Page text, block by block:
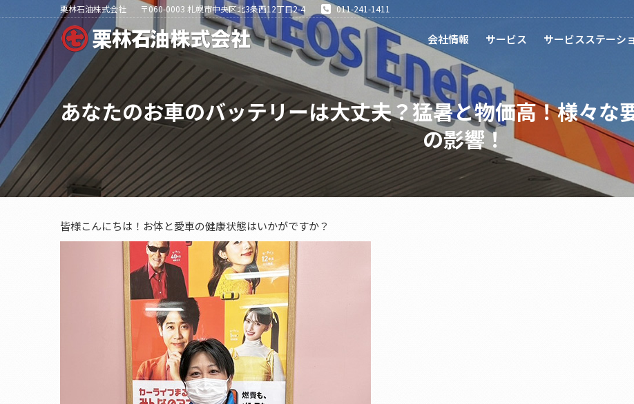
栗林石油株式会社 〒060-0003 札幌市中央区北3条西12丁目2-4 011-241-1411
会社情報 サービス サービスステーシ
あなたのお車のバッテリーは大丈夫？猛暑と物価高！様々な
の影響！
皆様こんにちは！お体と愛車の健康状態はいかがですか？